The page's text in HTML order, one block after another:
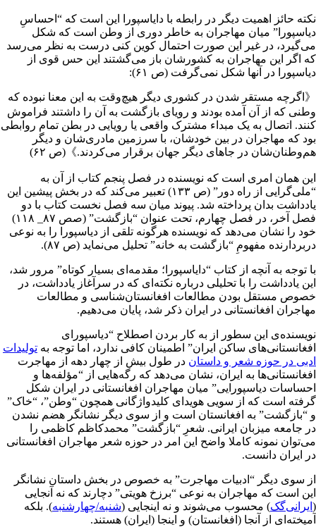
نکته حائز اهمیت دیگر در رابطه با دایاسپورا این است که “احساسِ
دیاسپورا” میان مهاجران به خاطر دوری از وطن است که شکل
می‌گیرد، در غیر این صورت احتمال کوین کنی درست به نظر می‌رسد
که اگر این مهاجران به کشورشان باز می‌گشتند این حس قوی از
دیاسپورا در آنها شکل نمی‌گرفت (ص ۶۱):
《اگرچه مستقر شدن در کشوری دیگر هیچ‌وقت ‌به این معنا نبوده که
وطنی که از آن آمده بودند و رویای بازگشت به آن را داشتند فراموش
کنند. اتصال به یک مبداء مشترک واقعی یا رویایی در بطن تمام روابطی
بود که مهاجران در بین خودشان، با سرزمین مادری‌شان و دیگر
هم‌وطنان‌شان در جاهای دیگر جهان برقرار می‌کردند.》(ص ۶۲)
این همان امری است که نویسنده در فصل پنجم کتاب از آن به
“ملی‌گرایی از راه دور” (ص ۱۳۳) تعبیر می‌کند که در بخش پیشین این
یادداشت بدان پرداخته شد. پیوند میان سه فصل نخست کتاب با دو
فصل آخر، در فصل چهارم، تحت عنوان “بازگشت” (صص ۸۷_ ۱۱۸)
خود را نشان می‌دهد که نویسنده هرگونه تلقی از دیاسپورا را به نوعی
دربردارنده مفهومِ “بازگشت به خانه” تحلیل می‌نماید (ص ۸۷).
با توجه به آنچه از کتاب “دایاسپورا؛ مقدمه‌ای بسیار کوتاه” مرور شد،
این یادداشت را با تحلیلی درباره نکته‌ای که در سرآغاز یادداشت، در
خصوص مستقل بودن مطالعات افغانستان‌شناسی و مطالعات
مهاجران افغانستانی در ایران ذکر شد، پایان می‌دهیم.
نویسنده‌ی این سطور از به کار بردن اصطلاح “دیاسپورای
افغانستانی‌های ساکن ایران” اطمینان کافی ندارد، اما توجه به توليدات
ادبی در حوزه شعر و داستان در طول بیش از چهار دهه از مهاجرت
افغانستانی‌ها به ایران، نشان می‌دهد که رگه‌هایی از “مؤلفه‌ها و
احساسات دیاسپورایی” میان مهاجران افغانستانی در ایران شکل
گرفته است که از سویی هویدای کلیدواژگانی همچون “وطن”، “خاک”
و “بازگشت” به افغانستان است و از سوی دیگر نشانگر هضم نشدن
در جامعه میزبان ایرانی. شعرِ “بازگشت” محمدکاظم کاظمی را
می‌توان نمونه کاملا واضح این امر در حوزه شعر مهاجران افغانستانی
در ایران دانست.
از سوی دیگر “ادبیات مهاجرت” به خصوص در بخش داستان نشانگر
این است که مهاجران به نوعی “برزخ هویتی” دچارند که نه آنجایی
( ایرانی‌گک) محسوب می‌شوند و نه اینجایی (شنبه/چهارشنبه). بلکه
آمیخته‌ای از آنجا (افغانستان) و اینجا (ایران) هستند.